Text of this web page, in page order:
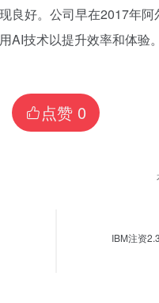
良好。公司早在2017年
AI技术以提升效率和体验
点赞 0
IBM注资